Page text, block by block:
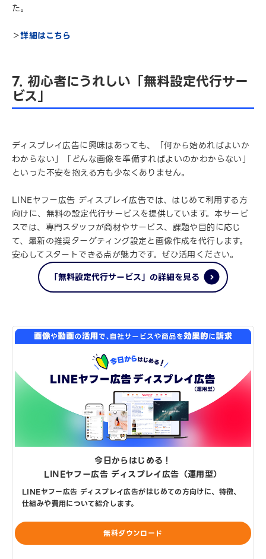
た。
＞詳細はこちら
7. 初心者にうれしい「無料設定代行サー
ビス」
ディスプレイ広告に興味はあっても、「何から始めればよいか
わからない」「どんな画像を準備すればよいのかわからない」
といった不安を抱える方も少なくありません。
LINEヤフー広告 ディスプレイ広告では、はじめて利用する方
向けに、無料の設定代行サービスを提供しています。本サービ
スでは、専門スタッフが商材やサービス、課題や目的に応じ
て、最新の推奨ターゲティング設定と画像作成を代行します。
安心してスタートできる点が魅力です。ぜひ活用ください。
「無料設定代行サービス」の詳細を見る
今日からはじめる！
LINEヤフー広告 ディスプレイ広告（運用型）
LINEヤフー広告 ディスプレイ広告がはじめての方向けに、特徴、
仕組みや費用について紹介します。
無料ダウンロード